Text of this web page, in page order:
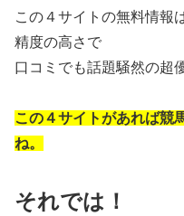
この４サイトの無料情報
精度の高さで
口コミでも話題騒然の超
この４サイトがあれば競
ね。
それでは！